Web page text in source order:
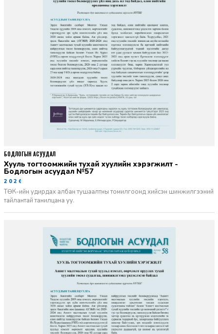
Хууль тогтоомжийн тухай хуулийн хэрэгжилт -
Бодлогын асуудал №57
2026-06-02
ТӨК-ийн удирдах албан тушаалтны томилгоонд хийсэн шинжилгээний
тайлантай танилцана уу.
БОДЛОГЫН АСУУДАЛ